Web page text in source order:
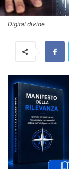
Digital divide